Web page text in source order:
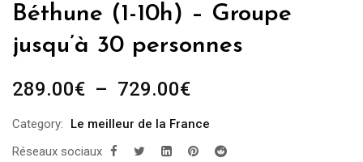
Béthune (1-10h) – Groupe
jusqu’à 30 personnes
289.00€ – 729.00€Plage
prix :
289.00€
Category:
Le meilleur de la France
Réseaux sociaux